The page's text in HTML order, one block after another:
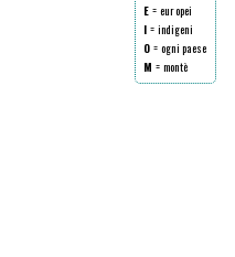
E = europei
I = indigeni
O = ogni paese
M = montè